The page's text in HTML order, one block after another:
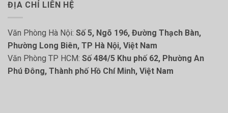
ĐỊA CHỈ LIÊN HỆ
Văn Phòng Hà Nội: Số 5, Ngõ 196, Đường Thạch Bàn,
Phường Long Biên, TP Hà Nội, Việt Nam
Văn Phòng TP HCM: Số 484/5 Khu phố 62, Phường An
Phú Đông, Thành phố Hồ Chí Minh, Việt Nam